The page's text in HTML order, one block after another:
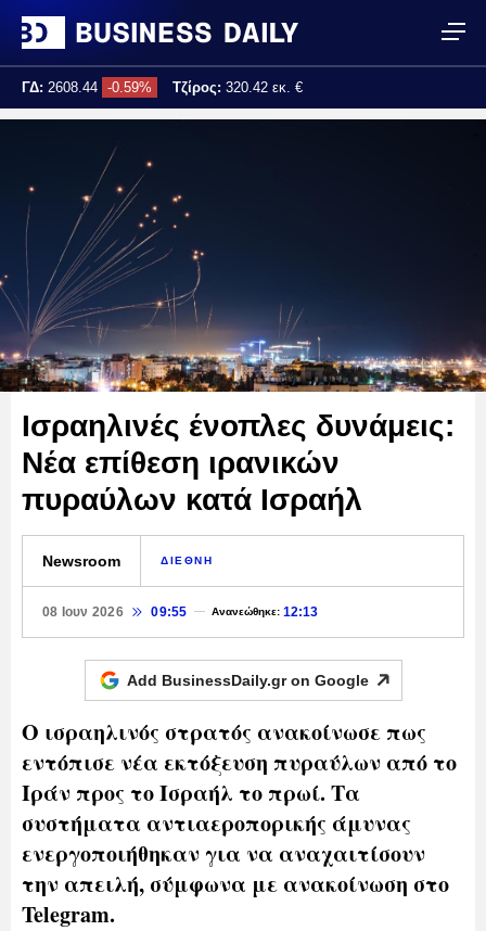
ΓΔ: 2608.44 -0.59% Τζίρος: 320.42 εκ. €
Ισραηλινές ένοπλες δυνάμεις:
Νέα επίθεση ιρανικών
πυραύλων κατά Ισραήλ
Newsroom ΔΙΕΘΝΗ
08 Ιουν 2026 09:55 Ανανεώθηκε:12:13
Add BusinessDaily.gr on Google
Ο ισραηλινός στρατός ανακοίνωσε πως
εντόπισε νέα εκτόξευση πυραύλων από το
Ιράν προς το Ισραήλ το πρωί. Τα
συστήματα αντιαεροπορικής άμυνας
ενεργοποιήθηκαν για να αναχαιτίσουν
την απειλή, σύμφωνα με ανακοίνωση στο
Telegram.